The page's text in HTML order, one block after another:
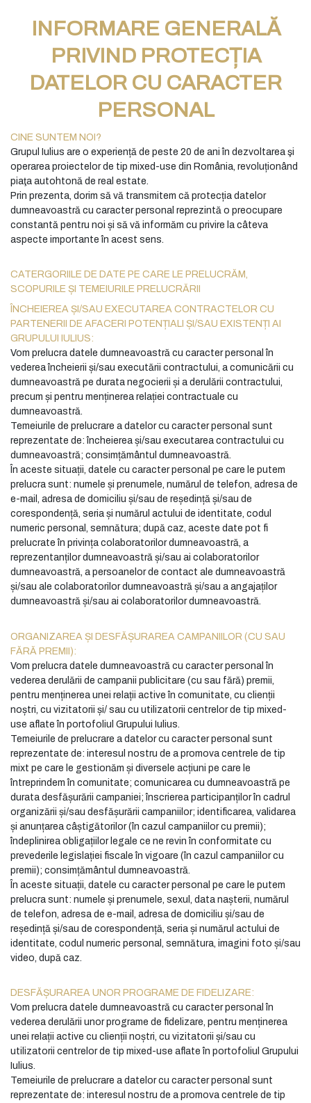
INFORMARE GENERALĂ
PRIVIND PROTECȚIA
DATELOR CU CARACTER
PERSONAL
CINE SUNTEM NOI?
Grupul Iulius are o experiență de peste 20 de ani în dezvoltarea şi
operarea proiectelor de tip mixed-use din România, revoluționând
piaţa autohtonă de real estate.
Prin prezenta, dorim să vă transmitem că protecția datelor
dumneavoastră cu caracter personal reprezintă o preocupare
constantă pentru noi și să vă informăm cu privire la câteva
aspecte importante în acest sens.
CATERGORIILE DE DATE PE CARE LE PRELUCRĂM,
SCOPURILE ȘI TEMEIURILE PRELUCRĂRII
ÎNCHEIEREA ȘI/SAU EXECUTAREA CONTRACTELOR CU
PARTENERII DE AFACERI POTENȚIALI ȘI/SAU EXISTENȚI AI
GRUPULUI IULIUS:
Vom prelucra datele dumneavoastră cu caracter personal în
vederea încheierii și/sau executării contractului, a comunicării cu
dumneavoastră pe durata negocierii și a derulării contractului,
precum și pentru menținerea relației contractuale cu
dumneavoastră.
Temeiurile de prelucrare a datelor cu caracter personal sunt
reprezentate de: încheierea și/sau executarea contractului cu
dumneavoastră; consimțământul dumneavoastră.
În aceste situații, datele cu caracter personal pe care le putem
prelucra sunt: numele și prenumele, numărul de telefon, adresa de
e-mail, adresa de domiciliu și/sau de reședință și/sau de
corespondență, seria și numărul actului de identitate, codul
numeric personal, semnătura; după caz, aceste date pot fi
prelucrate în privința colaboratorilor dumneavoastră, a
reprezentanților dumneavoastră și/sau ai colaboratorilor
dumneavoastră, a persoanelor de contact ale dumneavoastră
și/sau ale colaboratorilor dumneavoastră și/sau a angajaților
dumneavoastră și/sau ai colaboratorilor dumneavoastră.
ORGANIZAREA ȘI DESFĂȘURAREA CAMPANIILOR (CU SAU
FĂRĂ PREMII):
Vom prelucra datele dumneavoastră cu caracter personal în
vederea derulării de campanii publicitare (cu sau fără) premii,
pentru menținerea unei relații active în comunitate, cu clienții
noștri, cu vizitatorii și/ sau cu utilizatorii centrelor de tip mixed-
use aflate în portofoliul Grupului Iulius.
Temeiurile de prelucrare a datelor cu caracter personal sunt
reprezentate de: interesul nostru de a promova centrele de tip
mixt pe care le gestionăm și diversele acțiuni pe care le
întreprindem în comunitate; comunicarea cu dumneavoastră pe
durata desfășurării campaniei; înscrierea participanților în cadrul
organizării și/sau desfășurării campaniilor; identificarea, validarea
și anunțarea câștigătorilor (în cazul campaniilor cu premii);
îndeplinirea obligațiilor legale ce ne revin în conformitate cu
prevederile legislației fiscale în vigoare (în cazul campaniilor cu
premii); consimțământul dumneavoastră.
În aceste situații, datele cu caracter personal pe care le putem
prelucra sunt: numele și prenumele, sexul, data nașterii, numărul
de telefon, adresa de e-mail, adresa de domiciliu și/sau de
reședință și/sau de corespondență, seria și numărul actului de
identitate, codul numeric personal, semnătura, imagini foto și/sau
video, după caz.
DESFĂȘURAREA UNOR PROGRAME DE FIDELIZARE:
Vom prelucra datele dumneavoastră cu caracter personal în
vederea derulării unor programe de fidelizare, pentru menținerea
unei relații active cu clienții noștri, cu vizitatorii și/sau cu
utilizatorii centrelor de tip mixed-use aflate în portofoliul Grupului
Iulius.
Temeiurile de prelucrare a datelor cu caracter personal sunt
reprezentate de: interesul nostru de a promova centrele de tip